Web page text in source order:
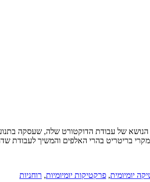
הנושא של עבודת הדוקטורט שלה, שעסקה
מקרי בריטריט בהרי האלפים והמשיך לעבודת
יומיומית, פרקטיקות יומיומיות, רוחניות